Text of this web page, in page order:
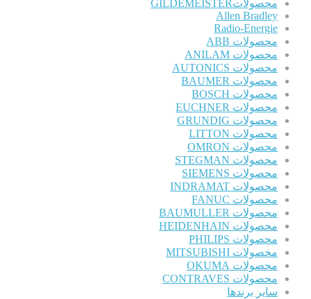
محصولاتGILDEMEISTER
Allen Bradley
Radio-Energie
محصولات ABB
محصولات ANILAM
محصولات AUTONICS
محصولات BAUMER
محصولات BOSCH
محصولات EUCHNER
محصولات GRUNDIG
محصولات LITTON
محصولات OMRON
محصولات STEGMAN
محصولات SIEMENS
محصولات INDRAMAT
محصولات FANUC
محصولات BAUMULLER
محصولات HEIDENHAIN
محصولات PHILIPS
محصولات MITSUBISHI
محصولات OKUMA
محصولات CONTRAVES
سایر برندها